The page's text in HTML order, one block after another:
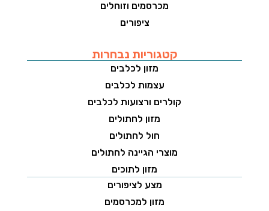
מכרסמים וזוחלים
ציפורים
קטגוריות נבחרות
מזון לכלבים
עצמות לכלבים
קולרים ורצועות לכלבים
מזון לחתולים
חול לחתולים
מוצרי הגיינה לחתולים
מזון לתוכים
מצע לציפורים
מזון למכרסמים